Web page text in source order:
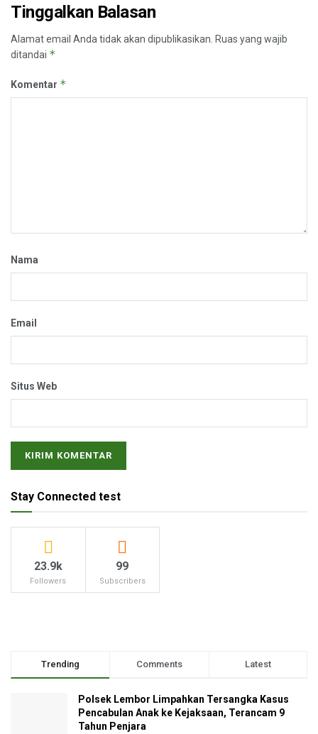
Tinggalkan Balasan
Alamat email Anda tidak akan dipublikasikan. Ruas yang wajib
ditandai *
Komentar *
Nama
Email
Situs Web
Stay Connected test
23.9k
Followers
99
Subscribers
Trending Comments Latest
Polsek Lembor Limpahkan Tersangka Kasus
Pencabulan Anak ke Kejaksaan, Terancam 9
Tahun Penjara